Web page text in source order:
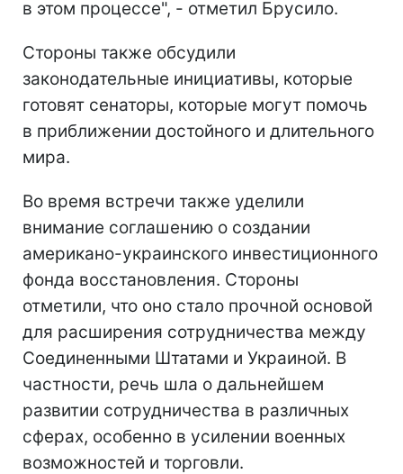
в этом процессе", - отметил Брусило.
Стороны также обсудили
законодательные инициативы, которые
готовят сенаторы, которые могут помочь
в приближении достойного и длительного
мира.
Во время встречи также уделили
внимание соглашению о создании
американо-украинского инвестиционного
фонда восстановления. Стороны
отметили, что оно стало прочной основой
для расширения сотрудничества между
Соединенными Штатами и Украиной. В
частности, речь шла о дальнейшем
развитии сотрудничества в различных
сферах, особенно в усилении военных
возможностей и торговли.